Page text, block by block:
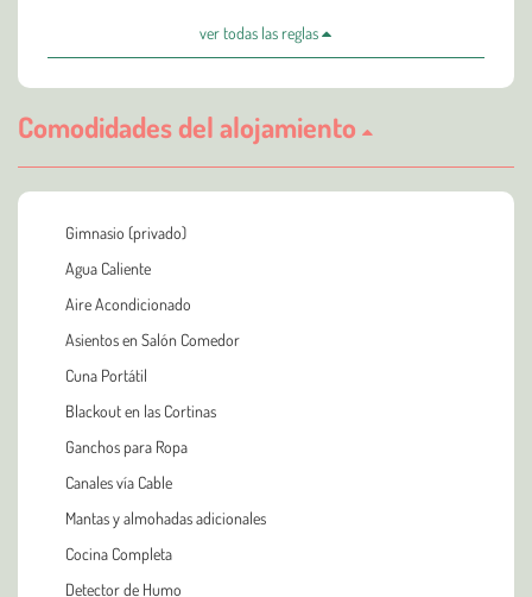
ver todas las reglas
Comodidades del alojamiento
Gimnasio (privado)
Agua Caliente
Aire Acondicionado
Asientos en Salón Comedor
Cuna Portátil
Blackout en las Cortinas
Ganchos para Ropa
Canales vía Cable
Mantas y almohadas adicionales
Cocina Completa
Detector de Humo